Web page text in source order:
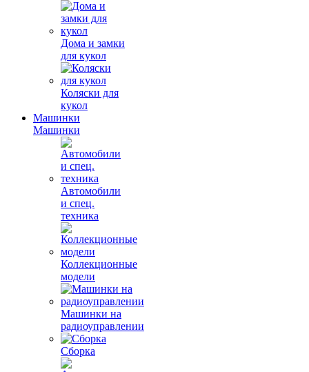
Дома и замки
для кукол
Коляски для
кукол
Машинки
Машинки
Автомобили
и спец.
техника
Коллекционные
модели
Машинки на
радиоуправлении
Сборка